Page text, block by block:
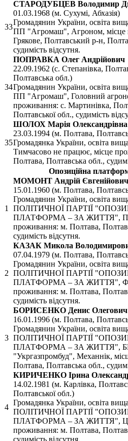
33
СТАРОДУБЦЕВ Володимир
01.03.1968 (м. Сухумі, Абхазія)
Громадянин України, освіта
ПП "Агромаш", Агроном, місце
Грякове, Полтавський р-н,
судимість відсутня.
34
ПОПРАВКА Олег Андрійович
22.09.1962 (с. Степанівка,
Полтавська обл.)
Громадянин України, освіта
ПП "Агромаш", Головний
проживання: с. Мартинівка,
Полтавської обл., судимість
35
ШОЛОХ Марія Олександрівна
23.03.1994 (м. Полтава,
Громадянка України, освіта
Тимчасово не працює, місце
Полтава, Полтавська обл.,
Опозиційна
1
МОМОНТ Андрій Євгенійович
15.01.1960 (м. Полтава,
Громадянин України, освіта
ПОЛІТИЧНОЇ ПАРТІЇ
ПЛАТФОРМА – ЗА ЖИТТЯ",
проживання: м. Полтава,
судимість відсутня.
2
КАЗАК Микола
07.04.1979 (м. Полтава,
Громадянин України, освіта
ПОЛІТИЧНОЇ ПАРТІЇ
ПЛАТФОРМА – ЗА ЖИТТЯ",
проживання: м. Полтава,
судимість відсутня.
3
БОРИСЕНКО Денис Олегович
16.01.1996 (м. Полтава,
Громадянин України, освіта
ПОЛІТИЧНОЇ ПАРТІЇ
ПЛАТФОРМА – ЗА ЖИТТЯ",
"Укргазпромбуд", Механнік,
Полтава, Полтавська обл.,
4
КИРИЧЕНКО Ірина
14.02.1981 (м. Карлівка,
Полтавської обл.)
Громадянка України, освіта
ПОЛІТИЧНОЇ ПАРТІЇ
ПЛАТФОРМА – ЗА ЖИТТЯ",
проживання: м. Полтава,
судимість відсутня.